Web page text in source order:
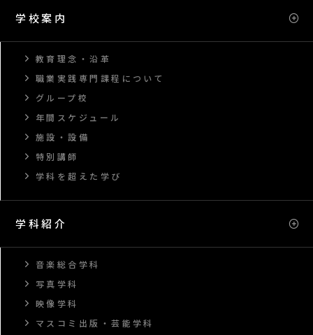
学校案内
教育理念・沿革
職業実践専門課程について
グループ校
年間スケジュール
施設・設備
特別講師
学科を超えた学び
学科紹介
音楽総合学科
写真学科
映像学科
マスコミ出版・芸能学科